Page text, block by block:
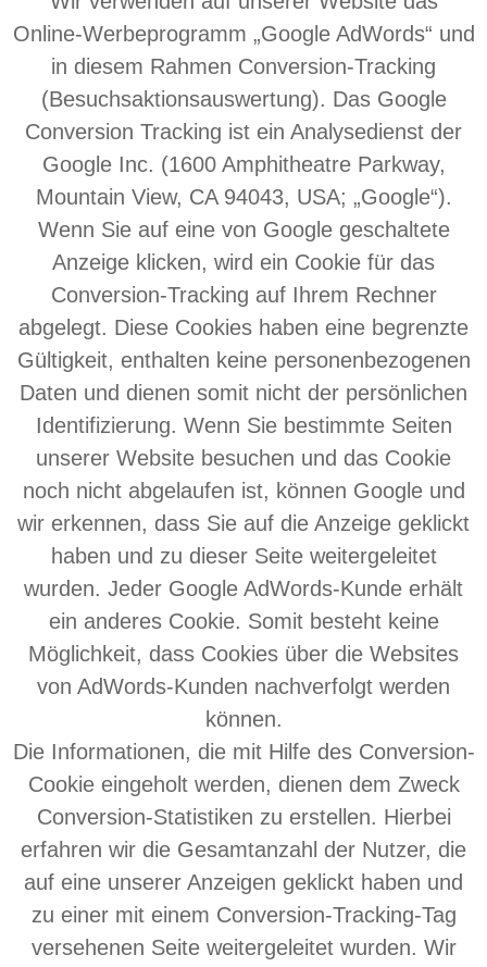
Online-Werbeprogramm „Google AdWords“ und
in diesem Rahmen Conversion-Tracking
(Besuchsaktionsauswertung). Das Google
Conversion Tracking ist ein Analysedienst der
Google Inc. (1600 Amphitheatre Parkway,
Mountain View, CA 94043, USA; „Google“).
Wenn Sie auf eine von Google geschaltete
Anzeige klicken, wird ein Cookie für das
Conversion-Tracking auf Ihrem Rechner
abgelegt. Diese Cookies haben eine begrenzte
Gültigkeit, enthalten keine personenbezogenen
Daten und dienen somit nicht der persönlichen
Identifizierung. Wenn Sie bestimmte Seiten
unserer Website besuchen und das Cookie
noch nicht abgelaufen ist, können Google und
wir erkennen, dass Sie auf die Anzeige geklickt
haben und zu dieser Seite weitergeleitet
wurden. Jeder Google AdWords-Kunde erhält
ein anderes Cookie. Somit besteht keine
Möglichkeit, dass Cookies über die Websites
von AdWords-Kunden nachverfolgt werden
können.
Die Informationen, die mit Hilfe des Conversion-
Cookie eingeholt werden, dienen dem Zweck
Conversion-Statistiken zu erstellen. Hierbei
erfahren wir die Gesamtanzahl der Nutzer, die
auf eine unserer Anzeigen geklickt haben und
zu einer mit einem Conversion-Tracking-Tag
versehenen Seite weitergeleitet wurden. Wir